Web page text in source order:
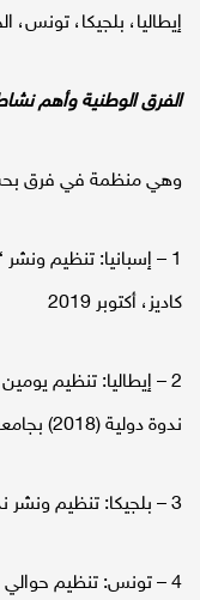
إيطاليا، بلجيكا، تونس،
الفرق الوطنية وأهم
وهي منظمة في فرق
1 – إسبانيا: تنظيم ونشر
كاديز، أكتوبر 2019
ندوة دولية (2018) بجامعة نابولي برتينون.
3 – بلجيكا: تنظيم ونشر ندوة دولية وتأجيل ندوة ثتنية بسبب الكورونا.